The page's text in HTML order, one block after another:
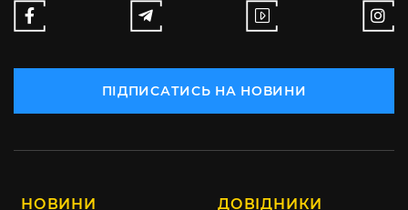
ПІДПИСАТИСЬ НА НОВИНИ
НОВИНИ ДОВІДНИКИ